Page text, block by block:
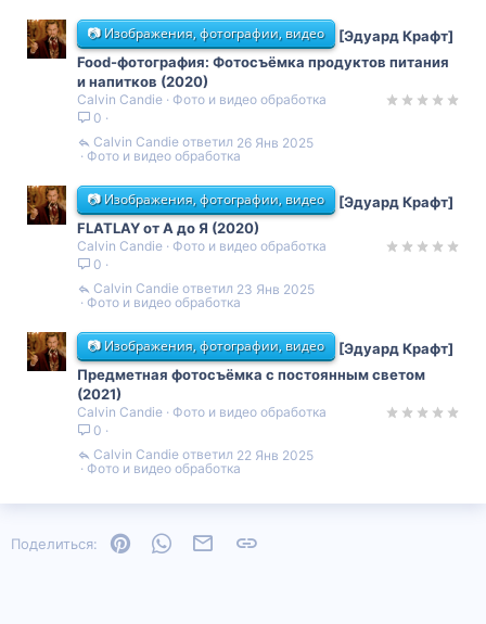
📷 Изображения, фотографии, видео
[Эдуард Крафт]
Food-фотография: Фотосъёмка продуктов питания
и напитков (2020)
Calvin Candie
Фото и видео обработка
0
Фото и видео обработка
26 Янв 2025
Calvin Candie
📷 Изображения, фотографии, видео
[Эдуард Крафт]
FLATLAY от А до Я (2020)
Calvin Candie
Фото и видео обработка
0
Фото и видео обработка
23 Янв 2025
Calvin Candie
📷 Изображения, фотографии, видео
[Эдуард Крафт]
Предметная фотосъёмка с постоянным светом
(2021)
Calvin Candie
Фото и видео обработка
0
Фото и видео обработка
22 Янв 2025
Calvin Candie
Поделиться: PinterestWhatsAppЭлектронная почта